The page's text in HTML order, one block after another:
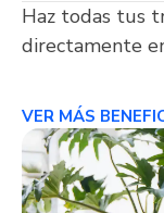
Haz todas tus
directamente
VER MÁS